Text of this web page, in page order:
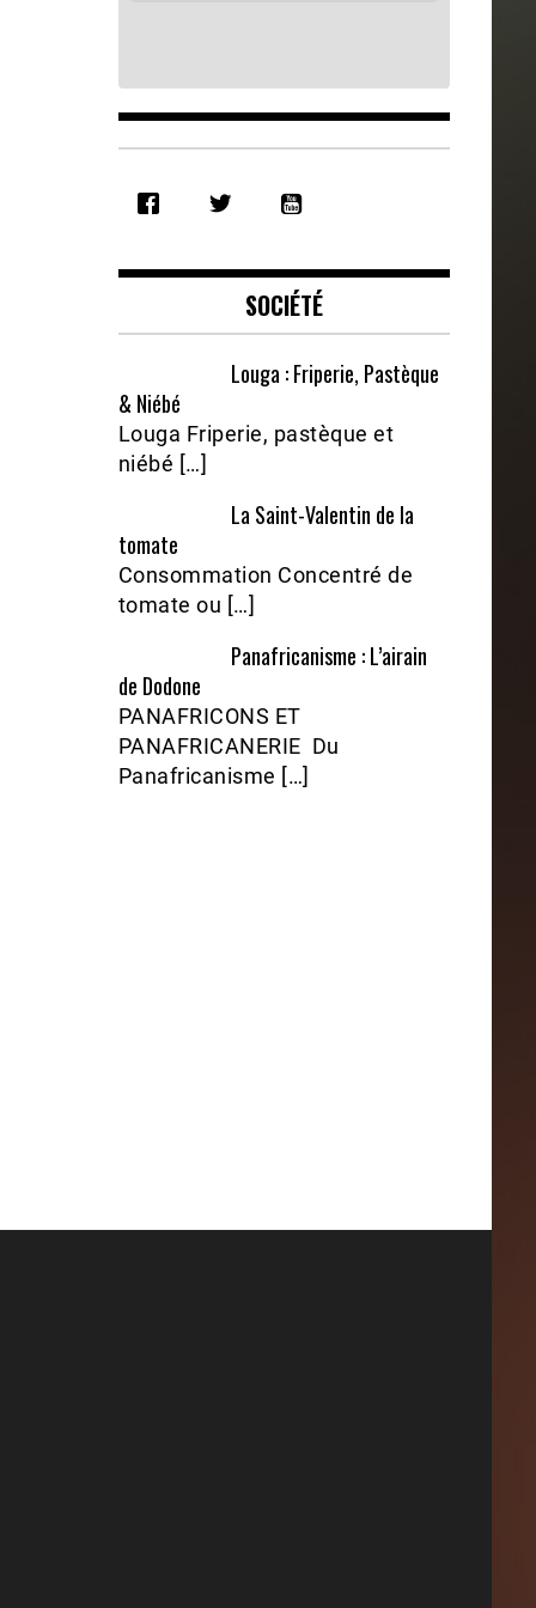
RSS FEED
EMBED
SOCIÉTÉ
Louga : Friperie, Pastèque
& Niébé
Louga Friperie, pastèque et
niébé […]
La Saint-Valentin de la
tomate
Consommation Concentré de
tomate ou […]
Panafricanisme : L’airain
de Dodone
PANAFRICONS ET
PANAFRICANERIE Du
Panafricanisme […]